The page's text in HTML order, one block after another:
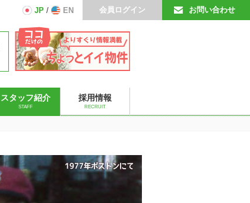
お問い合わせ
会員ログイン
JP / EN
スタッフ紹介
STAFF
採用情報
RECRUIT